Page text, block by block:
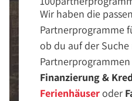
Wir haben die
Partnerprogramme
ob du auf der Suche
Finanzierung &
Ferienhäuseroder